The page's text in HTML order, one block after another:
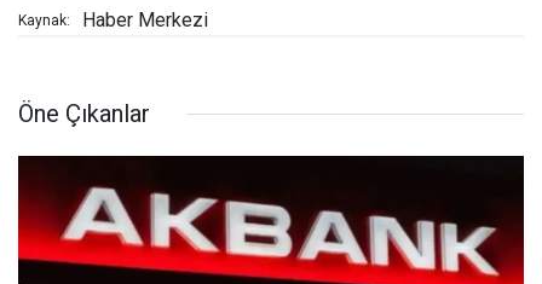
Kaynak: Haber Merkezi
Öne Çıkanlar